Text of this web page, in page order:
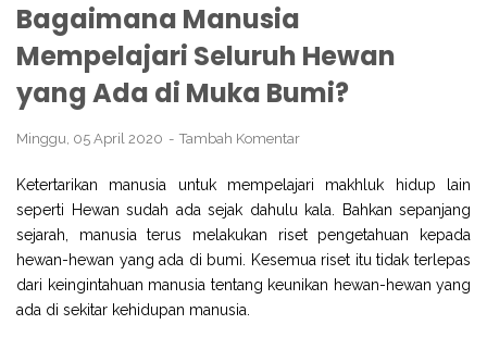
Bagaimana Manusia
Mempelajari Seluruh Hewan
yang Ada di Muka Bumi?
Minggu, 05 April 2020 Tambah Komentar
Ketertarikan manusia untuk mempelajari makhluk hidup lain
seperti Hewan sudah ada sejak dahulu kala. Bahkan sepanjang
sejarah, manusia terus melakukan riset pengetahuan kepada
hewan-hewan yang ada di bumi. Kesemua riset itu tidak terlepas
dari keingintahuan manusia tentang keunikan hewan-hewan yang
ada di sekitar kehidupan manusia.